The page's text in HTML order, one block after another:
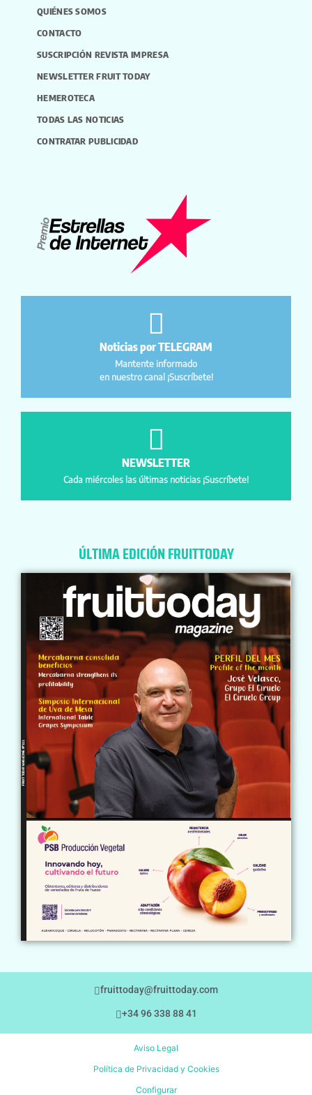
QUIÉNES SOMOS
CONTACTO
SUSCRIPCIÓN REVISTA IMPRESA
NEWSLETTER FRUIT TODAY
HEMEROTECA
TODAS LAS NOTICIAS
CONTRATAR PUBLICIDAD
Noticias por TELEGRAM
Mantente informado
en nuestro canal ¡Suscríbete!
NEWSLETTER
Cada miércoles las últimas noticias ¡Suscríbete!
ÚLTIMA EDICIÓN FRUITTODAY
fruittoday@fruittoday.com
+34 96 338 88 41
Aviso Legal
Política de Privacidad y Cookies
Configurar